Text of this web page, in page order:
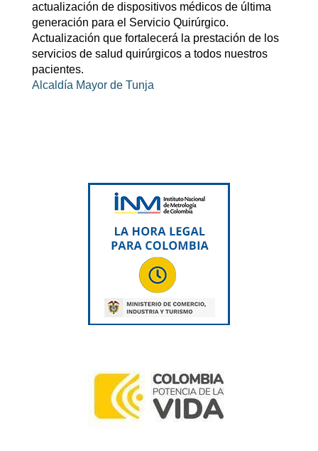
actualización de dispositivos médicos de última
generación para el Servicio Quirúrgico.
Actualización que fortalecerá la prestación de los
servicios de salud quirúrgicos a todos nuestros
pacientes.
Alcaldía Mayor de Tunja